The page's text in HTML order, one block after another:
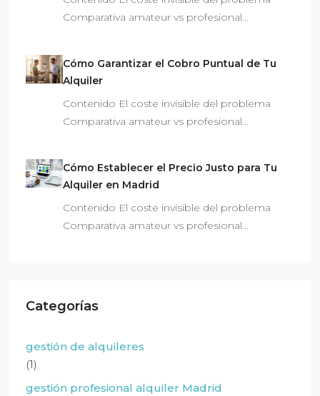
Comparativa amateur vs profesional…
Cómo Garantizar el Cobro Puntual de Tu
Alquiler
Contenido El coste invisible del problema
Comparativa amateur vs profesional…
Cómo Establecer el Precio Justo para Tu
Alquiler en Madrid
Contenido El coste invisible del problema
Comparativa amateur vs profesional…
Categorías
gestión de alquileres
(1)
gestión profesional alquiler Madrid